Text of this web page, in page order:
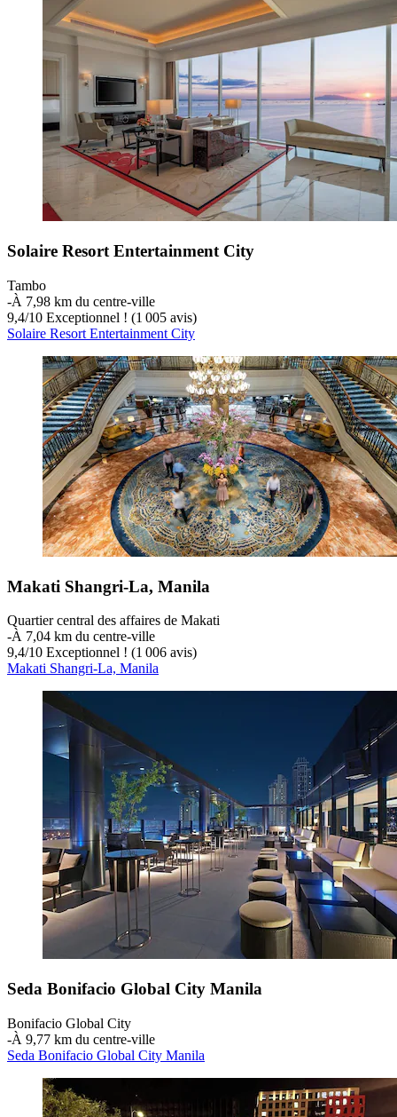
Solaire Resort Entertainment City
Tambo
‐À 7,98 km du centre-ville
9,4/10 Exceptionnel ! (1 005 avis)
Solaire Resort Entertainment City
Makati Shangri-La, Manila
Quartier central des affaires de Makati
‐À 7,04 km du centre-ville
9,4/10 Exceptionnel ! (1 006 avis)
Makati Shangri-La, Manila
Seda Bonifacio Global City Manila
Bonifacio Global City
‐À 9,77 km du centre-ville
Seda Bonifacio Global City Manila